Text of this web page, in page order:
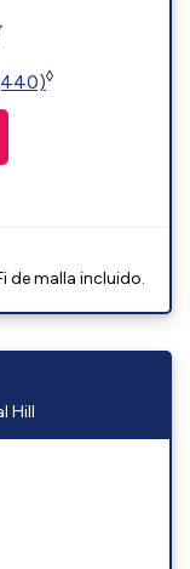
◊
de malla incluido.
Hill